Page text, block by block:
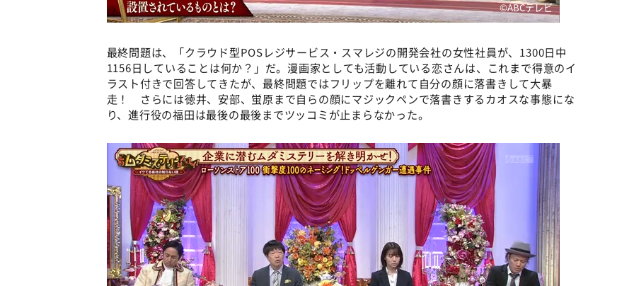
©️ABCテレビ
最終問題は、「クラウド型POSレジサービス・スマレジの開発会社の女性社員が、1300日中
1156日していることは何か？」だ。漫画家としても活動している恋さんは、これまで得意のイ
ラスト付きで回答してきたが、最終問題ではフリップを離れて自分の顔に落書きして大暴
走！ さらには徳井、安部、蛍原まで自らの顔にマジックペンで落書きするカオスな事態にな
り、進行役の福田は最後の最後までツッコミが止まらなかった。